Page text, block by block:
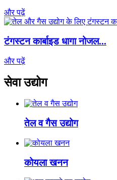
और पढ़ें
टंगस्टन कार्बाइड धागा नोजल...
और पढ़ें
सेवा उद्योग
तेल व गैस उद्योग
कोयला खनन